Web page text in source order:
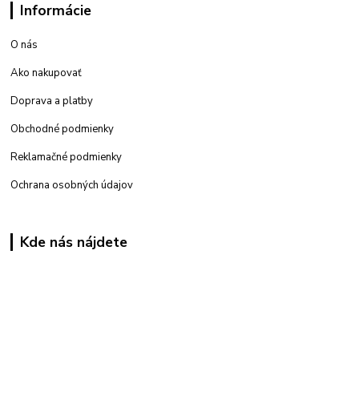
Informácie
O nás
Ako nakupovať
Doprava a platby
Obchodné podmienky
Reklamačné podmienky
Ochrana osobných údajov
Kde nás nájdete